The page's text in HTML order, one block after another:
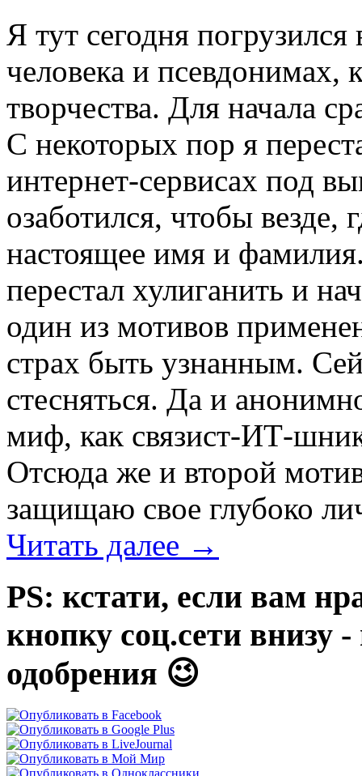
Я тут сегодня
человека и псевдонимах,
творчества. Для начала
С некоторых пор я
интернет-сервисах под
озаботился, чтобы везде,
настоящее имя и
перестал хулиганить и
один из мотивов
страх быть узнанным.
стесняться. Да и
миф, как связист-ИТ-
Отсюда же и второй
защищаю свое глубоко
Читать далее →
PS: кстати, если вам
кнопку соц.сети внизу
одобрения 😉